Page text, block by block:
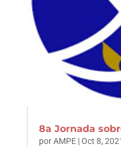
8a Jornada
porAMPE|Oct 8,